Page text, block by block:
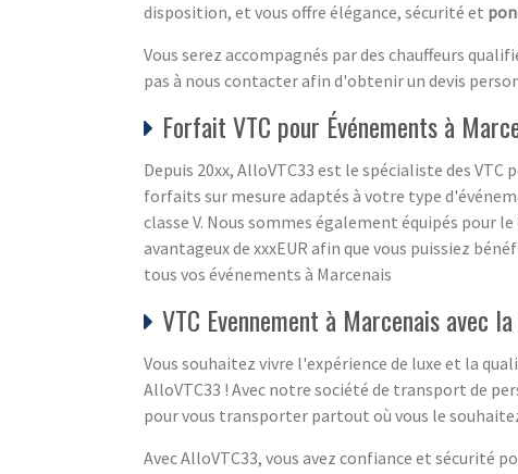
disposition, et vous offre élégance, sécurité et
Vous serez accompagnés par des chauffeurs
pas à nous contacter afin d'obtenir un devis
Forfait VTC pour Événements à
Depuis 20xx, AlloVTC33 est le spécialiste des VTC
forfaits sur mesure adaptés à votre type
classe V. Nous sommes également équipés pour
avantageux de xxxEUR afin que vous puissiez
tous vos événements à Marcenais
VTC Evennement à Marcenais avec
Vous souhaitez vivre l'expérience de luxe et la
AlloVTC33 ! Avec notre société de transport de
pour vous transporter partout où vous le
Avec AlloVTC33, vous avez confiance et sécurité